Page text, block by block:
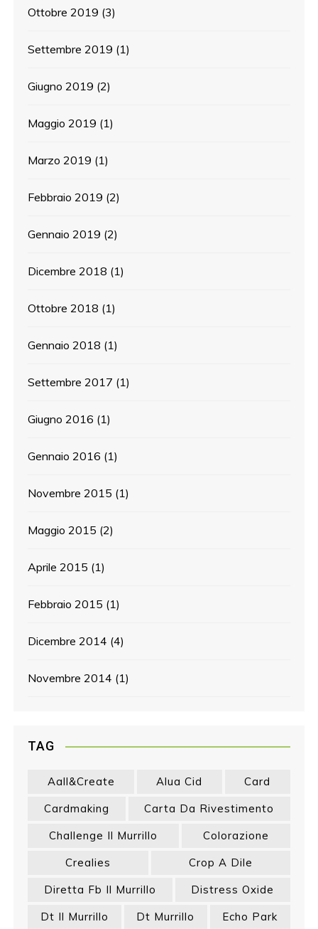
Ottobre 2019 (3)
Settembre 2019 (1)
Giugno 2019 (2)
Maggio 2019 (1)
Marzo 2019 (1)
Febbraio 2019 (2)
Gennaio 2019 (2)
Dicembre 2018 (1)
Ottobre 2018 (1)
Gennaio 2018 (1)
Settembre 2017 (1)
Giugno 2016 (1)
Gennaio 2016 (1)
Novembre 2015 (1)
Maggio 2015 (2)
Aprile 2015 (1)
Febbraio 2015 (1)
Dicembre 2014 (4)
Novembre 2014 (1)
TAG
Aall&create Alua Cid
Card
Cardmaking
Carta Da Rivestimento
Challenge Il Murrillo
Colorazione
Crealies
Crop A Dile
Diretta Fb Il Murrillo
Distress Oxide
Dt Il Murrillo
Dt Murrillo
Echo Park